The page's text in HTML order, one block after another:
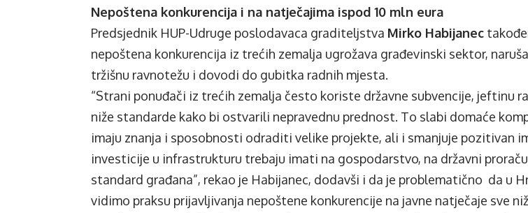
Nepoštena konkurencija i na natječajima ispod 10 mln eura
Predsjednik HUP-Udruge poslodavaca graditeljstva Mirko Habijanec
nepoštena konkurencija iz trećih zemalja ugrožava građevinski sektor,
tržišnu ravnotežu i dovodi do gubitka radnih mjesta.
“Strani ponuđači iz trećih zemalja često koriste državne subvencije, jeftinu
niže standarde kako bi ostvarili nepravednu prednost. To slabi domaće
imaju znanja i sposobnosti odraditi velike projekte, ali i smanjuje pozitivan
investicije u infrastrukturu trebaju imati na gospodarstvo, na državni
standard građana”, rekao je Habijanec, dodavši i da je problematično da u
vidimo praksu prijavljivanja nepoštene konkurencije na javne natječaje sve